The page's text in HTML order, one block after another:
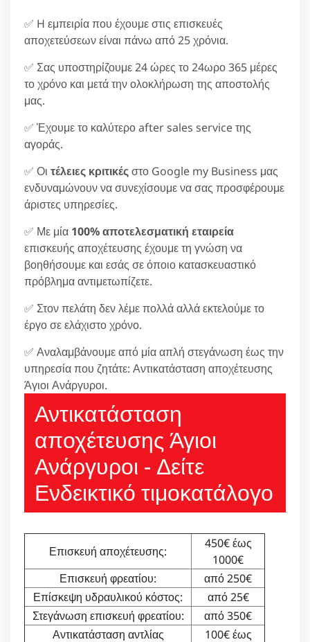
✅ H εμπειρία που έχουμε στις επισκευές
αποχετεύσεων είναι πάνω από 25 χρόνια.
✅ Σας υποστηρίζουμε 24 ώρες το 24ωρο 365 μέρες
το χρόνο και μετά την ολοκλήρωση της αποστολής
μας.
✅ Έχουμε το καλύτερο after sales service της
αγοράς.
✅ Οι τέλειες κριτικέςστο Google my Business μας
ενδυναμώνουν να συνεχίσουμε να σας προσφέρουμε
άριστες υπηρεσίες.
✅ Με μία 100% αποτελεσματική εταιρεία
επισκευής αποχέτευσης έχουμε τη γνώση να
βοηθήσουμε και εσάς σε όποιο κατασκευαστικό
πρόβλημα αντιμετωπίζετε.
✅ Στον πελάτη δεν λέμε πολλά αλλά εκτελούμε το
έργο σε ελάχιστο χρόνο.
✅ Αναλαμβάνουμε από μία απλή στεγάνωση έως την
υπηρεσία που ζητάτε: Αντικατάσταση αποχέτευσης
Άγιοι Ανάργυροι.
Αντικατάσταση
αποχέτευσης Άγιοι
Ανάργυροι - Δείτε
Ενδεικτικό τιμοκατάλογο
Επισκευή αποχέτευσης:
450€ έως
1000€
Επισκευή φρεατίου:
από 250€
Επίσκεψη υδραυλικού κόστος:
από 25€
Στεγάνωση επισκευή φρεατίου:
από 350€
Αντικατάσταση αντλίας
100€ έως